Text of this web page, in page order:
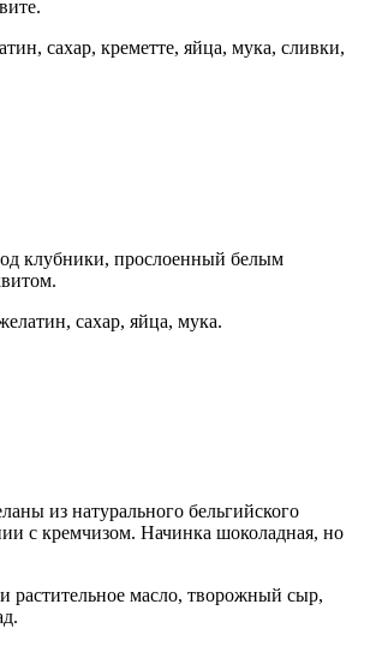
сахар, креметте, яйца, мука, сливки,
клубники, прослоенный белым
сахар, яйца, мука.
из натурального бельгийского
с кремчизом. Начинка шоколадная, но
растительное масло, творожный сыр,